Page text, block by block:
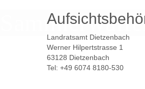
Landratsamt Dietzenbach
Werner Hilpertstrasse 1
63128 Dietzenbach
Tel: +49 6074 8180-530